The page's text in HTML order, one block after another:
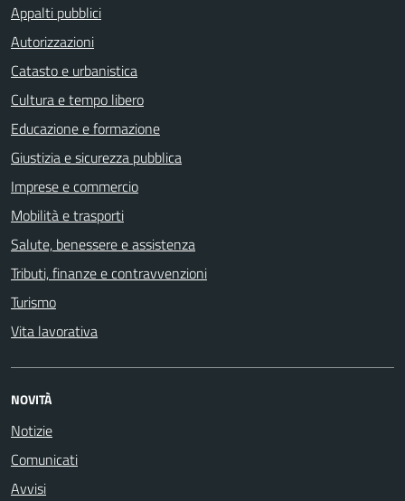
Appalti pubblici
Autorizzazioni
Catasto e urbanistica
Cultura e tempo libero
Educazione e formazione
Giustizia e sicurezza pubblica
Imprese e commercio
Mobilità e trasporti
Salute, benessere e assistenza
Tributi, finanze e contravvenzioni
Turismo
Vita lavorativa
NOVITÀ
Notizie
Comunicati
Avvisi